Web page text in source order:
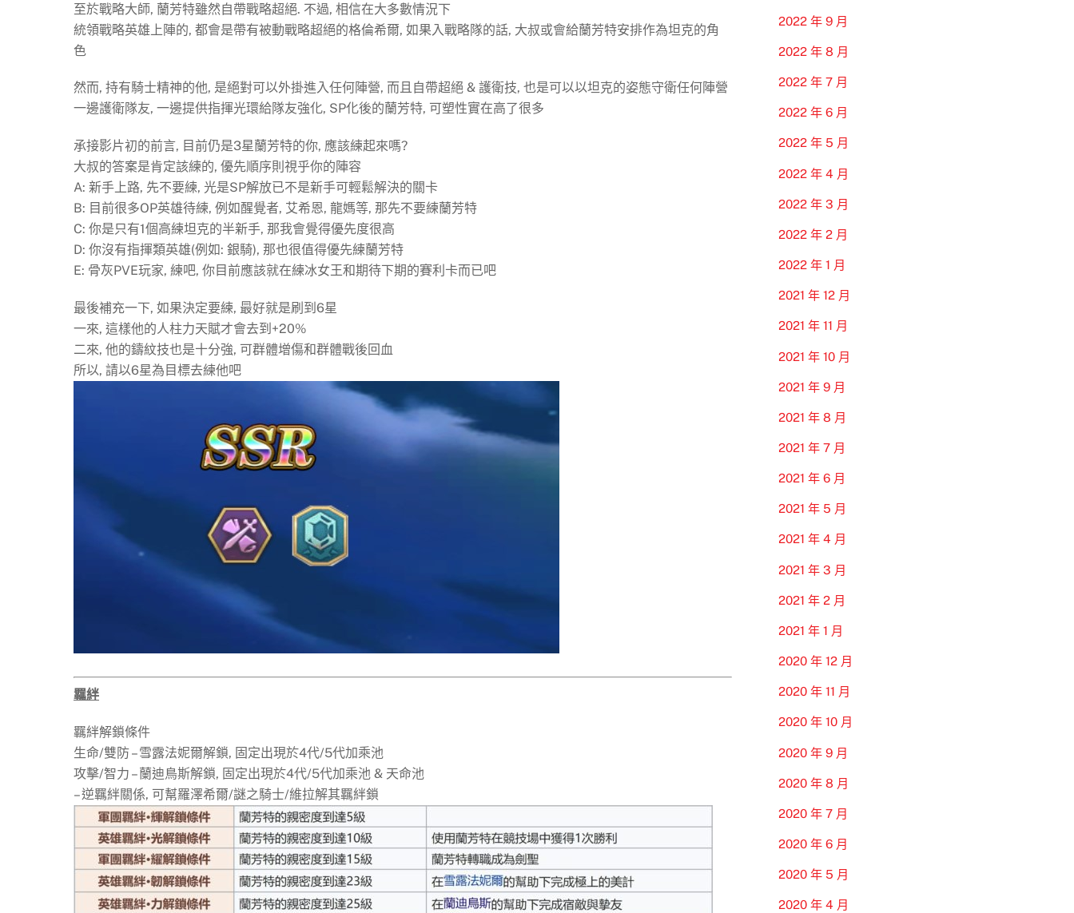
至於戰略大師, 蘭芳特雖然自帶戰略超絕. 不過, 相信在大多數情況下
統領戰略英雄上陣的, 都會是帶有被動戰略超絕的格倫希爾, 如果入戰略隊的話, 大叔或會給蘭芳特安排作為坦克的角
色
然而, 持有騎士精神的他, 是絕對可以外掛進入任何陣營, 而且自帶超絕 & 護衛技, 也是可以以坦克的姿態守衛任何陣營
一邊護衛隊友, 一邊提供指揮光環給隊友強化, SP化後的蘭芳特, 可塑性實在高了很多
承接影片初的前言, 目前仍是3星蘭芳特的你, 應該練起來嗎?
大叔的答案是肯定該練的, 優先順序則視乎你的陣容
A: 新手上路, 先不要練, 光是SP解放已不是新手可輕鬆解決的關卡
B: 目前很多OP英雄待練, 例如醒覺者, 艾希恩, 龍媽等, 那先不要練蘭芳特
C: 你是只有1個高練坦克的半新手, 那我會覺得優先度很高
D: 你沒有指揮類英雄(例如: 銀騎), 那也很值得優先練蘭芳特
E: 骨灰PVE玩家, 練吧, 你目前應該就在練冰女王和期待下期的賽利卡而已吧
最後補充一下, 如果決定要練, 最好就是刷到6星
一來, 這樣他的人柱力天賦才會去到+20%
二來, 他的鑄紋技也是十分強, 可群體增傷和群體戰後回血
所以, 請以6星為目標去練他吧
羈絆
羈絆解鎖條件
生命/雙防 – 雪露法妮爾解鎖, 固定出現於4代/5代加乘池
攻擊/智力 – 蘭迪鳥斯解鎖, 固定出現於4代/5代加乘池 & 天命池
– 逆羈絆關係, 可幫羅澤希爾/謎之騎士/維拉解其羈絆鎖
2022 年 9 月
2022 年 8 月
2022 年 7 月
2022 年 6 月
2022 年 5 月
2022 年 4 月
2022 年 3 月
2022 年 2 月
2022 年 1 月
2021 年 12 月
2021 年 11 月
2021 年 10 月
2021 年 9 月
2021 年 8 月
2021 年 7 月
2021 年 6 月
2021 年 5 月
2021 年 4 月
2021 年 3 月
2021 年 2 月
2021 年 1 月
2020 年 12 月
2020 年 11 月
2020 年 10 月
2020 年 9 月
2020 年 8 月
2020 年 7 月
2020 年 6 月
2020 年 5 月
2020 年 4 月